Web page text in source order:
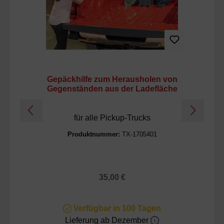
Gepäckhilfe zum Herausholen von
Gegenständen aus der Ladefläche
für alle Pickup-Trucks
Produktnummer: TX-1705401
Regulärer Preis:
35,00 €
Verfügbar in 100 Tagen
Lieferung ab Dezember